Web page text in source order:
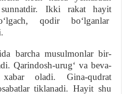
sunnatdir. Ikki rakat hayit
qodir boʻlganlar
barcha musulmonlar bir-
Qarindosh-urugʻ va beva-
oladi. Gina-qudrat
tiklanadi. Hayit shu